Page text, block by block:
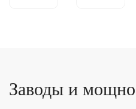
Заводы и